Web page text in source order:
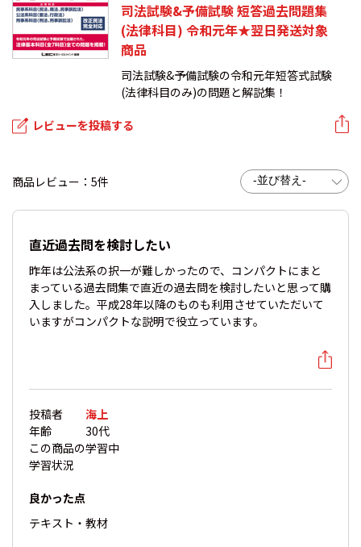
司法試験&予備試験 短答過去問題集
(法律科目) 令和元年★翌日発送対象
商品
司法試験&予備試験の令和元年短答式試験
(法律科目のみ)の問題と解説集！
レビューを投稿する
商品レビュー：5件
直近過去問を検討したい
昨年は公法系の択一が難しかったので、コンパクトにまと
まっている過去問集で直近の過去問を検討したいと思って購
入しました。平成28年以降のものも利用させていただいて
いますがコンパクトな説明で役立っています。
投稿者
海上
年齢
30代
この商品の
学習状況
学習中
良かった点
テキスト・教材